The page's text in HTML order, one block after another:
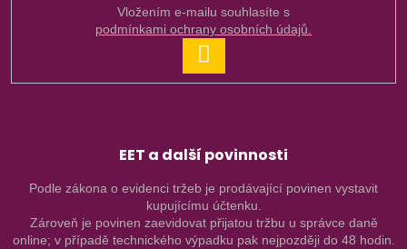
podmínkami ochrany osobních údajů.
SE
EET a další povinnosti
Podle zákona o evidenci tržeb je prodávající povinen vystavit
kupujícímu účtenku.
Zároveň je povinen zaevidovat přijatou tržbu u správce daně
online; v případě technického výpadku pak nejpozději do 48 hodin.